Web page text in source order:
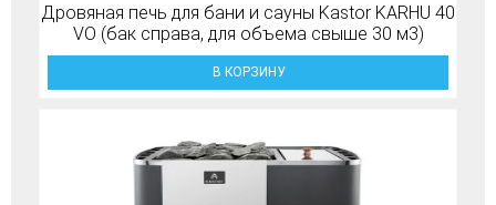
Дровяная печь для бани и сауны Kastor KARHU 40
VO (бак справа, для объема свыше 30 м3)
В КОРЗИНУ